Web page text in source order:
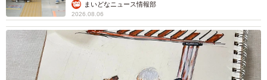
まいどなニュース情報部
2026.08.06